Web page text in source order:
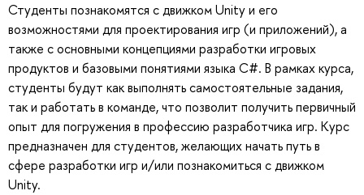
Студенты познакомятся с движком Unity и его
возможностями для проектирования игр (и приложений), а
также с основными концепциями разработки игровых
продуктов и базовыми понятиями языка C#. В рамках курса,
студенты будут как выполнять самостоятельные задания,
так и работать в команде, что позволит получить первичный
опыт для погружения в профессию разработчика игр. Курс
предназначен для студентов, желающих начать путь в
сфере разработки игр и/или познакомиться с движком
Unity.